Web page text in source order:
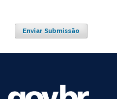
Enviar Submissão